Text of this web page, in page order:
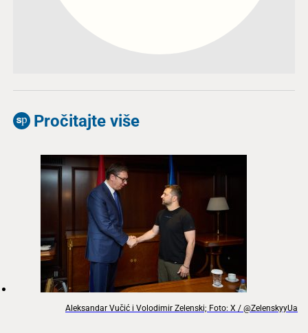
Pročitajte više
Aleksandar Vučić i Volodimir Zelenski; Foto: X / @ZelenskyyUa